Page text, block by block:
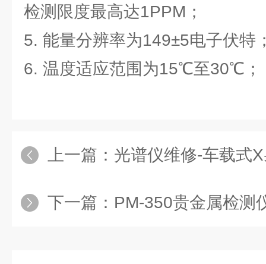
检测限度最高达1PPM；
5. 能量分辨率为149±5电子伏特
6. 温度适应范围为15℃至30℃；
上一篇： 光谱仪维修-车载式
下一篇： PM-350贵金属检测